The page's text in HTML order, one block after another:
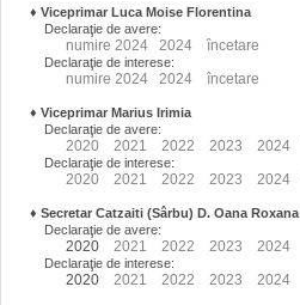
♦ Viceprimar Luca Moise Florentina
Declaraţie de avere:
numire 2024 2024 încetare
Declaraţie de interese:
numire 2024 2024 încetare
♦ Viceprimar Marius Irimia
Declaraţie de avere:
2020 2021 2022 2023 2024
Declaraţie de interese:
2020 2021 2022 2023 2024
♦ Secretar Catzaiti (Sârbu) D. Oana Roxana
Declaraţie de avere:
2020 2021 2022 2023 2024
Declaraţie de interese:
2020 2021 2022 2023 2024